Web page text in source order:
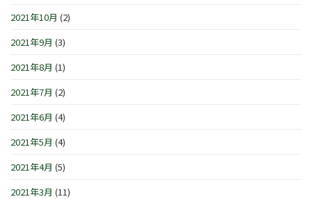
2021年10月 (2)
2021年9月 (3)
2021年8月 (1)
2021年7月 (2)
2021年6月 (4)
2021年5月 (4)
2021年4月 (5)
2021年3月 (11)